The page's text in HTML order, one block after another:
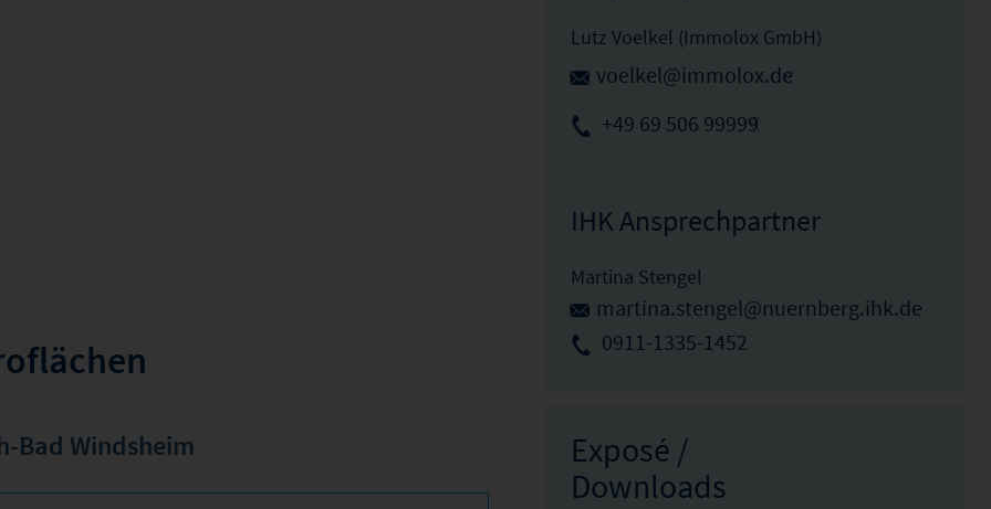
Bad Windsheim
Lutz Voelkel (Immolox GmbH)
voelkel@immolox.de
+49 69 506 99999
IHK Ansprechpartner
Martina Stengel
martina.stengel@nuernberg.ihk.de
0911-1335-1452
Exposé /
Downloads